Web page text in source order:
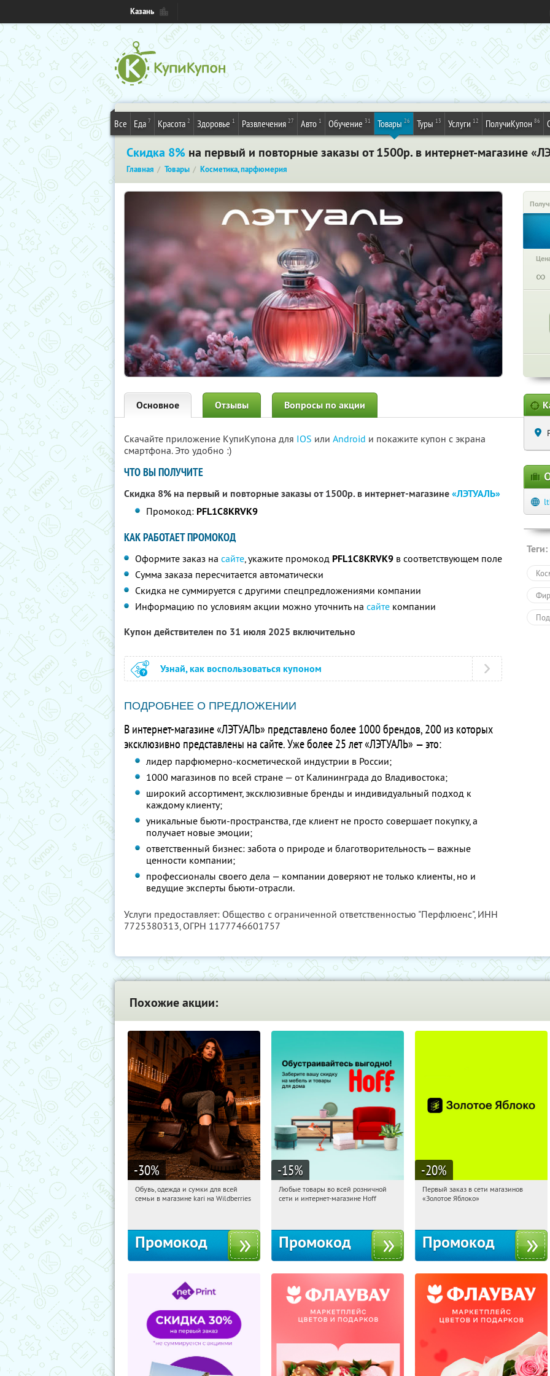
Казань
Все Еда 7 Красота 2 Здоровье 1 Развлечения 27 Авто 1 Обучение 31 Товары 26 Туры 13 Услуги 12 ПолучиКупон 86
Скидка 8% на первый и повторные заказы от 1500р. в интернет-магазине
Главная Товары Косметика, парфюмерия
∞
Основное Отзывы Вопросы по акции
Скачайте приложение КупиКупона для IOS или Android и покажите купон с экрана
смартфона. Это удобно :)
ЧТО ВЫ ПОЛУЧИТЕ
Скидка 8% на первый и повторные заказы от 1500р. в интернет-магазине«ЛЭТУАЛЬ»
Промокод: PFL1C8KRVK9
КАК РАБОТАЕТ ПРОМОКОД
Оформите заказ на сайте, укажите промокод PFL1C8KRVK9 в соответствующем поле
Сумма заказа пересчитается автоматически
Скидка не суммируется с другими спецпредложениями компании
Информацию по условиям акции можно уточнить на сайте компании
Купон действителен по 31 июля 2025 включительно
Узнай, как воспользоваться купоном
ПОДРОБНЕЕ О ПРЕДЛОЖЕНИИ
В интернет-магазине «ЛЭТУАЛЬ» представлено более 1000 брендов, 200 из которых
эксклюзивно представлены на сайте. Уже более 25 лет «ЛЭТУАЛЬ» — это:
лидер парфюмерно-косметической индустрии в России;
1000 магазинов по всей стране — от Калининграда до Владивостока;
широкий ассортимент, эксклюзивные бренды и индивидуальный подход к
каждому клиенту;
уникальные бьюти-пространства, где клиент не просто совершает покупку, а
получает новые эмоции;
ответственный бизнес: забота о природе и благотворительность — важные
ценности компании;
профессионалы своего дела — компании доверяют не только клиенты, но и
ведущие эксперты бьюти-отрасли.
Услуги предоставляет: Общество с ограниченной ответственностью "Перфлюенс", ИНН
7725380313, ОГРН 1177746601757
Теги:
Похожие акции:
-30%
11:24:34 Получили:
Обувь, одежда и сумки для всей
семьи в магазине kari на Wildberries
Промокод
-15%
11:24:34 Получили:
Любые товары во всей розничной
сети и интернет-магазине Hoff
Промокод
-20%
11:24:34
Получи первым!
Первый заказ в сети магазинов
«Золотое Яблоко»
Промокод